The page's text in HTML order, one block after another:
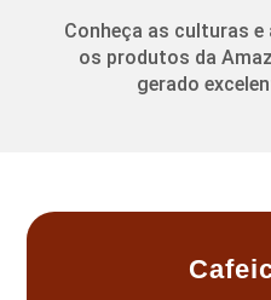
Conheça as culturas e
os produtos da
gerado